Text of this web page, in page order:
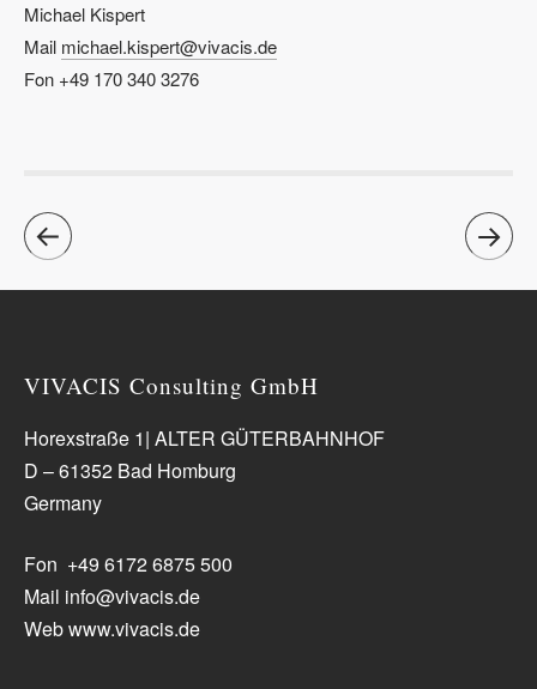
Michael Kispert
Mail michael.kispert@vivacis.de
Fon +49 170 340 3276
VIVACIS Consulting GmbH
Horexstraße 1| ALTER GÜTERBAHNHOF
D – 61352 Bad Homburg
Germany
Fon +49 6172 6875 500
Mail info@vivacis.de
Web www.vivacis.de